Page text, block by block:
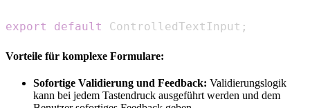
export default ControlledTextInput ;
Vorteile für komplexe Formulare:
Sofortige Validierung und Feedback: Validierungslogik
kann bei jedem Tastendruck ausgeführt werden und dem